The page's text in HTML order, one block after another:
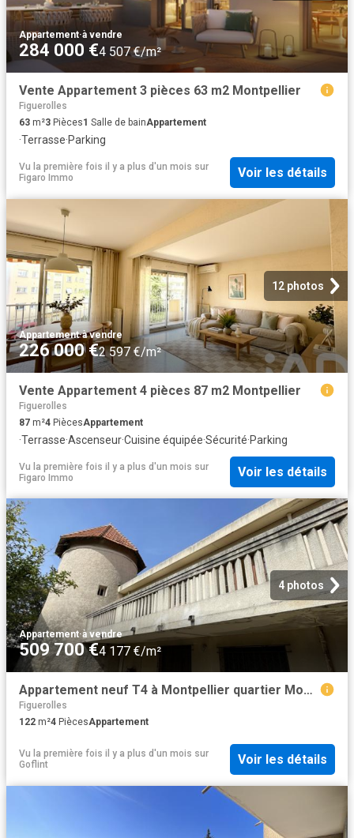
Appartement·à vendre
284 000 €4 507 €/m²
Vente Appartement 3 pièces 63 m2 Montpellier
Figuerolles
63 m²3 Pièces1 Salle de bainAppartement
·Terrasse·Parking
Vu la première fois il y a plus d'un mois sur
Figaro Immo
Voir les détails
12 photos
Appartement·à vendre
226 000 €2 597 €/m²
Vente Appartement 4 pièces 87 m2 Montpellier
Figuerolles
87 m²4 PiècesAppartement
·Terrasse·Ascenseur·Cuisine équipée·Sécurité·Parking
Vu la première fois il y a plus d'un mois sur
Figaro Immo
Voir les détails
4 photos
Appartement·à vendre
509 700 €4 177 €/m²
Appartement neuf T4 à Montpellier quartier Montcalm
Figuerolles
122 m²4 PiècesAppartement
Vu la première fois il y a plus d'un mois sur
Goflint
Voir les détails